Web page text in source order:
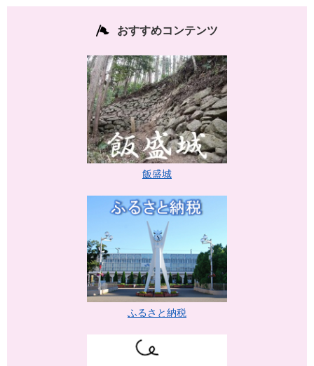
おすすめコンテンツ
飯盛城
ふるさと納税